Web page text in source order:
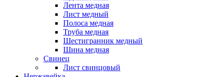
Лента медная
Лист медный
Полоса медная
Труба медная
Шестигранник медный
Шина медная
Свинец
Лист свинцовый